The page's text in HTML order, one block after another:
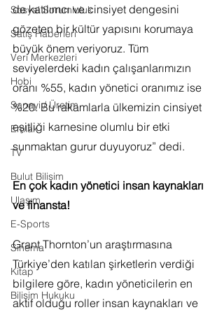
Sosyal Sorumluluk
Satış Haberleri
Veri Merkezleri
Hobi
Sanayi / Üretim
Emlak
TV
Bulut Bilişim
Ulaşım
E-Sports
Sinema
Kitap
Bilişim Hukuku
de katılımcı ve cinsiyet dengesini
gözeten bir kültür yapısını korumaya
büyük önem veriyoruz. Tüm
seviyelerdeki kadın çalışanlarımızın
oranı %55, kadın yönetici oranımız ise
%20. Bu rakamlarla ülkemizin cinsiyet
eşitliği karnesine olumlu bir etki
sunmaktan gurur duyuyoruz” dedi.
En çok kadın yönetici insan kaynakları
ve finansta!
Grant Thornton’un araştırmasına
Türkiye’den katılan şirketlerin verdiği
bilgilere göre, kadın yöneticilerin en
aktif olduğu roller insan kaynakları ve